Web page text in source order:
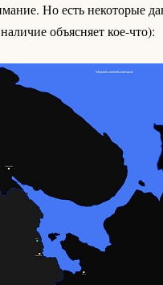
Но есть некоторые
объясняет кое-что):